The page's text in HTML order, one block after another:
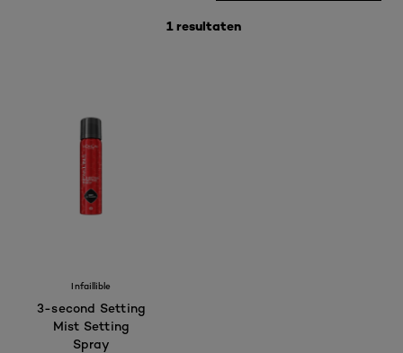
1 resultaten
Infaillible
3-second Setting
Mist Setting
Spray